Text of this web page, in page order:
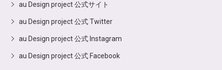
au Design project 公式サイト
au Design project 公式 Twitter
au Design project 公式 Instagram
au Design project 公式 Facebook